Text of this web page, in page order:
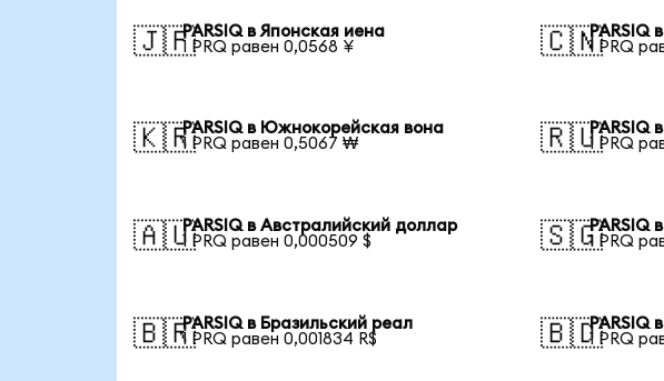
🇯🇵PARSIQ в Японская иена
1 PRQ равен 0,0568 ¥
🇨🇳PARSIQ
1 PRQ
🇰🇷PARSIQ в Южнокорейская вона
1 PRQ равен 0,5067 ₩
🇷🇺PARSIQ
1 PRQ
🇦🇺PARSIQ в Австралийский доллар
1 PRQ равен 0,000509 $
🇸🇬PARSIQ
1 PRQ
🇧🇷PARSIQ в Бразильский реал
1 PRQ равен 0,001834 R$
🇧🇩PARSIQ
1 PRQ